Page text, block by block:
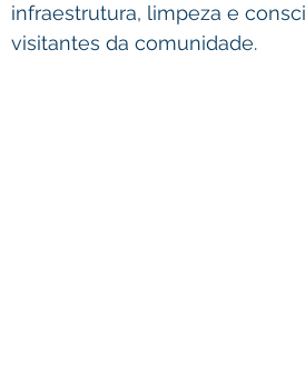
infraestrutura, limpeza e
visitantes da comunidade.